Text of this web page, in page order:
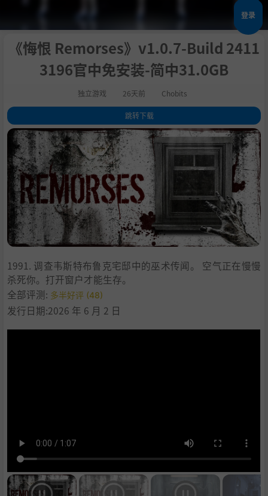
登录
《悔恨 Remorses》v1.0.7-Build 2411
3196官中免安装-简中31.0GB
独立游戏 26天前 Chobits
跳转下载
1.关于此游戏
2.游戏玩法
3.氛围
4.调查
5.巫术
6.谜题
7.故事
8.系统需求
10.学习
1991. 调查韦斯特布鲁克宅邸中的巫术传闻。 空气正在慢慢
杀死你。打开窗户才能生存。
全部评测: 多半好评 (48)
发行日期:2026 年 6 月 2 日